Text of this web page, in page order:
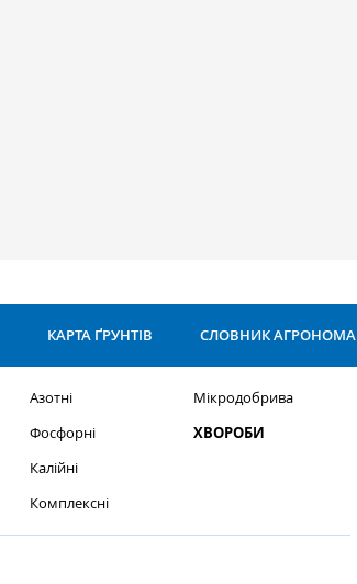
КАРТА ҐРУНТІВ СЛОВНИК АГРОНОМА
Азотні
Фосфорні
Калійні
Комплексні
Мікродобрива
ХВОРОБИ